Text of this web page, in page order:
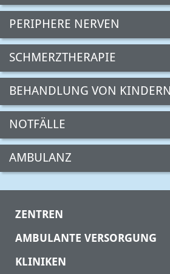
PERIPHERE NERVEN
SCHMERZTHERAPIE
BEHANDLUNG VON KINDERN
NOTFÄLLE
AMBULANZ
ZENTREN
AMBULANTE VERSORGUNG
KLINIKEN